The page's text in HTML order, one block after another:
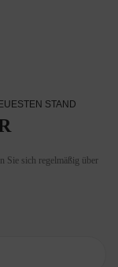
STAND
Sie sich regelmäßig über